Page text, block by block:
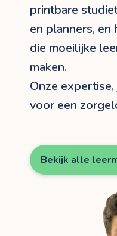
printbare
en planners, en
die moeilijke
maken.
Onze
voor een
Bekijk alle